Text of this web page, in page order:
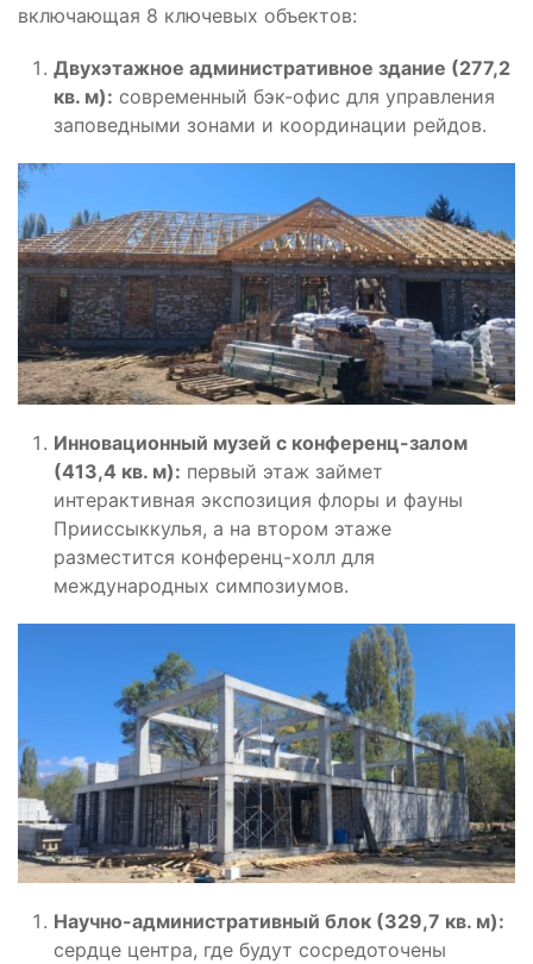
включающая 8 ключевых объектов:
Двухэтажное административное здание (277,2
кв. м): современный бэк-офис для управления
заповедными зонами и координации рейдов.
Инновационный музей с конференц-залом
(413,4 кв. м): первый этаж займет
интерактивная экспозиция флоры и фауны
Прииссыккулья, а на втором этаже
разместится конференц-холл для
международных симпозиумов.
Научно-административный блок (329,7 кв. м):
сердце центра, где будут сосредоточены